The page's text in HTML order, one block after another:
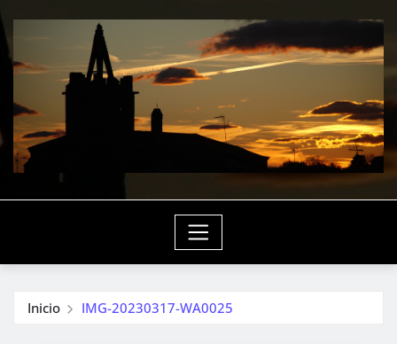
Inicio IMG-20230317-WA0025